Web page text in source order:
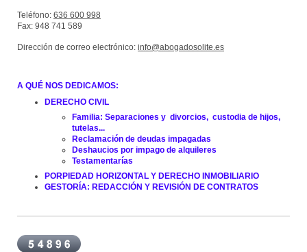
Teléfono: 636 600 998
Fax: 948 741 589
Dirección de correo electrónico: info@abogadosolite.es
A QUÉ NOS DEDICAMOS:
DERECHO CIVIL
​Familia: Separaciones y divorcios, custodia de hijos,
tutelas...
Reclamación de deudas impagadas
Deshaucios por impago de alquileres
Testamentarías
PORPIEDAD HORIZONTAL Y DERECHO INMOBILIARIO
GESTORÍA: REDACCIÓN Y REVISIÓN DE CONTRATOS